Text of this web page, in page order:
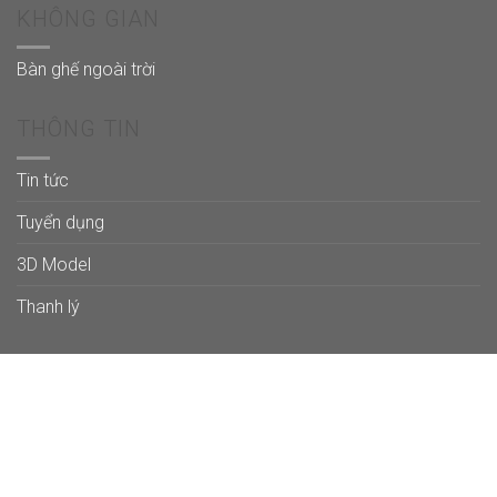
Bàn ghế ngoài trời
Tin tức
Tuyển dụng
3D Model
Thanh lý